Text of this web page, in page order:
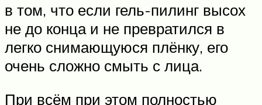
в том, что если гель-пилинг высох
не до конца и не превратился в
легко снимающуюся плёнку, его
очень сложно смыть с лица.
При всём при этом полностью